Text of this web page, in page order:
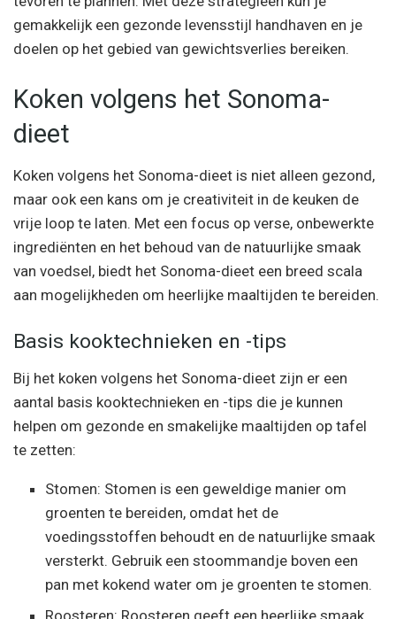
gemakkelijk een gezonde levensstijl handhaven en je
doelen op het gebied van gewichtsverlies bereiken.
Koken volgens het Sonoma-
dieet
Koken volgens het Sonoma-dieet is niet alleen gezond,
maar ook een kans om je creativiteit in de keuken de
vrije loop te laten. Met een focus op verse, onbewerkte
ingrediënten en het behoud van de natuurlijke smaak
van voedsel, biedt het Sonoma-dieet een breed scala
aan mogelijkheden om heerlijke maaltijden te bereiden.
Basis kooktechnieken en -tips
Bij het koken volgens het Sonoma-dieet zijn er een
aantal basis kooktechnieken en -tips die je kunnen
helpen om gezonde en smakelijke maaltijden op tafel
te zetten:
Stomen: Stomen is een geweldige manier om
groenten te bereiden, omdat het de
voedingsstoffen behoudt en de natuurlijke smaak
versterkt. Gebruik een stoommandje boven een
pan met kokend water om je groenten te stomen.